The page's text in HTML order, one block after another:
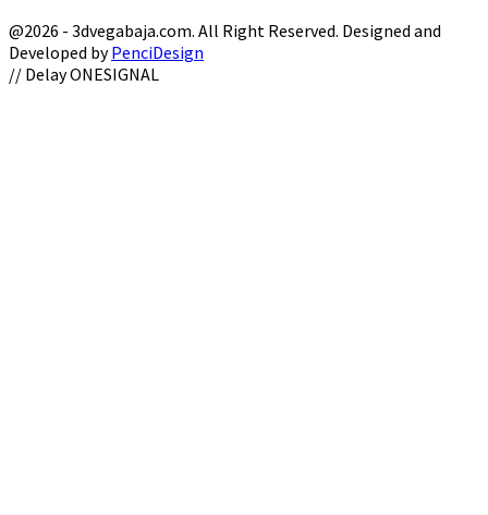
@2026 - 3dvegabaja.com. All Right Reserved. Designed and
Developed byPenciDesign
Facebook
Twitter
Instagram
Youtube
Email
// Delay ONESIGNAL